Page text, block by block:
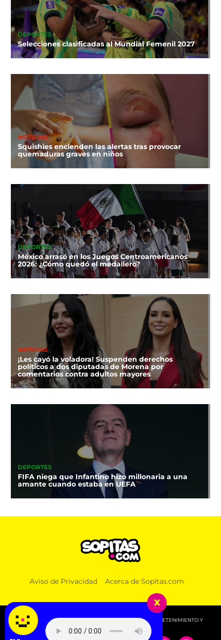
DEPORTES
Selecciones clasificadas al Mundial Femenil 2027
NOTICIAS
Squishies encienden las alertas tras provocar
quemaduras graves en niños
DEPORTES
México arrasó en los Juegos Centroamericanos
2026: ¿Cómo quedó el medallero?
NOTICIAS
¡Les cayó la voladora! Suspenden derechos
políticos a dos diputadas de Morena por
comentarios contra adultos mayores
DEPORTES
FIFA niega que Infantino hizo millonaria a una
amante cuando estaba en UEFA
Aviso de Privacidad Acerca de Sopitas.com
© 2026 SOPITAS.COM - MÚSICA, NOTICIAS, DEPORTES, ENTRETENIMIENTO Y
MÁS!.
x